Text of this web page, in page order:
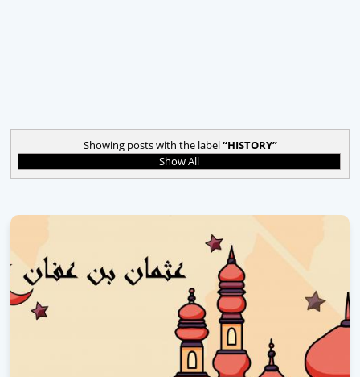
Showing posts with the label HISTORY
Show All